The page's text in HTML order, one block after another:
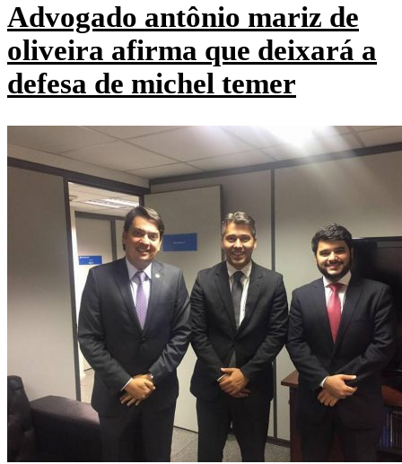
Advogado antônio mariz de
oliveira afirma que deixará a
defesa de michel temer